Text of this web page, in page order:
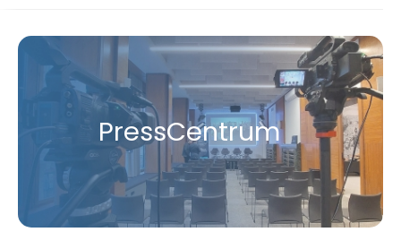
Press​Centrum